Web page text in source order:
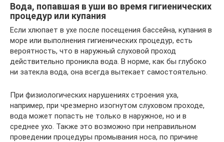
Вода, попавшая в уши во время гигиенических
процедур или купания
Если хлюпает в ухе после посещения бассейна, купания в
море или выполнения гигиенических процедур, есть
вероятность, что в наружный слуховой проход
действительно проникла вода. В норме, как бы глубоко
ни затекла вода, она всегда вытекает самостоятельно.
При физиологических нарушениях строения уха,
например, при чрезмерно изогнутом слуховом проходе,
вода может попасть не только в наружное, но и в
среднее ухо. Также это возможно при неправильном
проведении процедуры промывания носа, по причине